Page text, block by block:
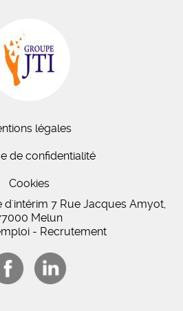
légales
de confidentialité
Cookies
d'intérim 7 Rue Jacques Amyot,
Melun
- Recrutement